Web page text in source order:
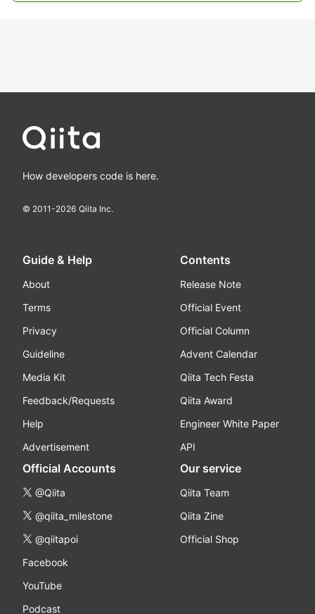
How developers code is here.
© 2011-2026 Qiita Inc.
Guide & Help
About
Terms
Privacy
Guideline
Media Kit
Feedback/Requests
Help
Advertisement
Contents
Release Note
Official Event
Official Column
Advent Calendar
Qiita Tech Festa
Qiita Award
Engineer White Paper
API
Official Accounts
@Qiita
@qiita_milestone
@qiitapoi
Facebook
YouTube
Podcast
Our service
Qiita Team
Qiita Zine
Official Shop